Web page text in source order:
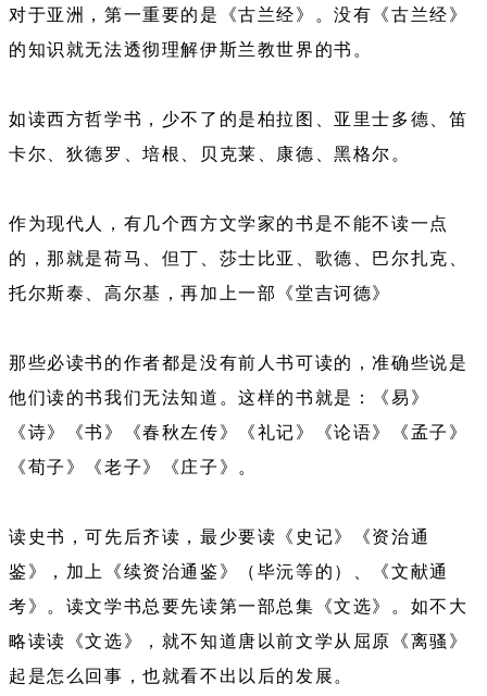
对于亚洲，第一重要的是《古兰经》。没有《古兰经》
的知识就无法透彻理解伊斯兰教世界的书。
如读西方哲学书，少不了的是柏拉图、亚里士多德、笛
卡尔、狄德罗、培根、贝克莱、康德、黑格尔。
作为现代人，有几个西方文学家的书是不能不读一点
的，那就是荷马、但丁、莎士比亚、歌德、巴尔扎克、
托尔斯泰、高尔基，再加上一部《堂吉诃德》
那些必读书的作者都是没有前人书可读的，准确些说是
他们读的书我们无法知道。这样的书就是：《易》
《诗》《书》《春秋左传》《礼记》《论语》《孟子》
《荀子》《老子》《庄子》。
读史书，可先后齐读，最少要读《史记》《资治通
鉴》，加上《续资治通鉴》（毕沅等的）、《文献通
考》。读文学书总要先读第一部总集《文选》。如不大
略读读《文选》，就不知道唐以前文学从屈原《离骚》
起是怎么回事，也就看不出以后的发展。